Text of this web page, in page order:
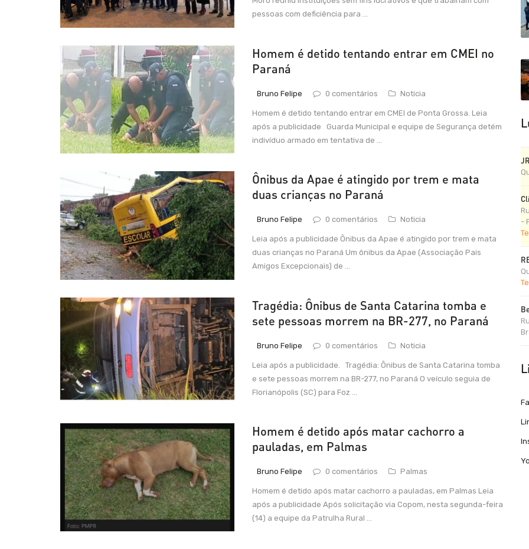
pessoas com deficiência para ...
Homem é detido tentando entrar em CMEI no
Paraná
Bruno Felipe 0 comentários Noticia
Homem é detido tentando entrar em CMEI de Ponta Grossa. Leia
após a publicidade Guarda Municipal e equipe de Segurança detém
indivíduo armado em tentativa de ...
Ônibus da Apae é atingido por trem e mata
duas crianças no Paraná
Bruno Felipe 0 comentários Noticia
Leia após a publicidade Ônibus da Apae é atingido por trem e mata
duas crianças no Paraná Um ônibus da Apae (Associação Pais
Amigos Excepcionais) de ...
Tragédia: Ônibus de Santa Catarina tomba e
sete pessoas morrem na BR-277, no Paraná
Bruno Felipe 0 comentários Noticia
Leia após a publicidade. Tragédia: Ônibus de Santa Catarina tomba
e sete pessoas morrem na BR-277, no Paraná O veículo seguia de
Florianópolis (SC) para Foz ...
Homem é detido após matar cachorro a
pauladas, em Palmas
Bruno Felipe 0 comentários Palmas
Homem é detido após matar cachorro a pauladas, em Palmas Leia
após a publicidade Após solicitação via Copom, nesta segunda-feira
(14) a equipe da Patrulha Rural ...
-